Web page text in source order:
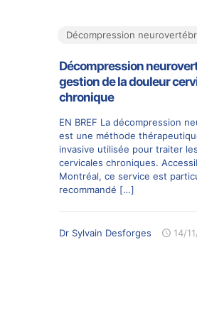
Décompression
Décompression
gestion de la douleur
chronique
EN BREF La décompression
est une méthode
invasive utilisée pour traiter
cervicales chroniques.
Montréal, ce service est
recommandé […]
Dr Sylvain Desforges 14/